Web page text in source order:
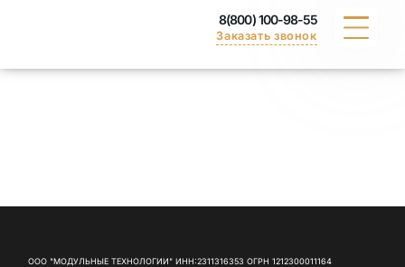
8(800) 100-98-55
Заказать звонок
ДОСТАВКА
ООО "МОДУЛЬНЫЕ ТЕХНОЛОГИИ" ИНН:2311316353 ОГРН 1212300011164